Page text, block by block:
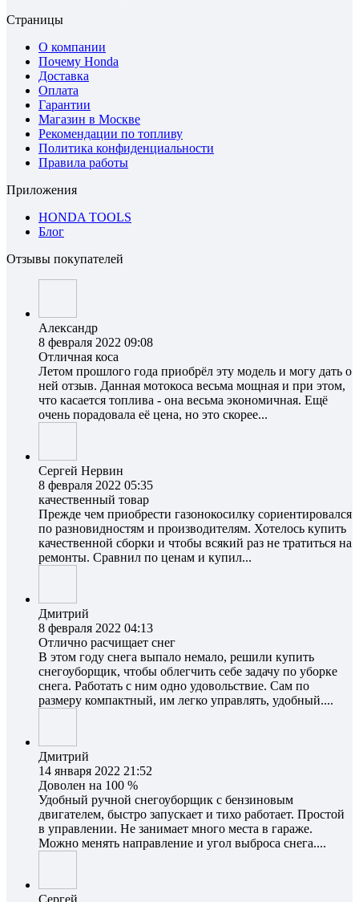
Страницы
О компании
Почему Honda
Доставка
Оплата
Гарантии
Магазин в Москве
Рекомендации по топливу
Политика конфиденциальности
Правила работы
Приложения
HONDA TOOLS
Блог
Отзывы покупателей
Александр
8 февраля 2022 09:08
Отличная коса
Летом прошлого года приобрёл эту модель и могу дать о
ней отзыв. Данная мотокоса весьма мощная и при этом,
что касается топлива - она весьма экономичная. Ещё
очень порадовала её цена, но это скорее...
Сергей Нервин
8 февраля 2022 05:35
качественный товар
Прежде чем приобрести газонокосилку сориентировался
по разновидностям и производителям. Хотелось купить
качественной сборки и чтобы всякий раз не тратиться на
ремонты. Сравнил по ценам и купил...
Дмитрий
8 февраля 2022 04:13
Отлично расчищает снег
В этом году снега выпало немало, решили купить
снегоуборщик, чтобы облегчить себе задачу по уборке
снега. Работать с ним одно удовольствие. Сам по
размеру компактный, им легко управлять, удобный....
Дмитрий
14 января 2022 21:52
Доволен на 100 %
Удобный ручной снегоуборщик с бензиновым
двигателем, быстро запускает и тихо работает. Простой
в управлении. Не занимает много места в гараже.
Можно менять направление и угол выброса снега....
Сергей